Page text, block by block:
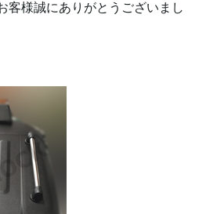
客様誠にありがとうございまし